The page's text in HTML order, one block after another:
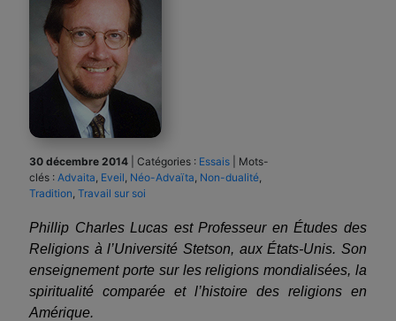
30 décembre 2014 Catégories : Essais
Mots-
clés : Advaita Eveil Néo-Advaïta Non-dualité
Tradition Travail sur soi
Phillip Charles Lucas est Professeur en Études des
Religions à l’Université Stetson, aux États-Unis. Son
enseignement porte sur les religions mondialisées, la
spiritualité comparée et l’histoire des religions en
Amérique.